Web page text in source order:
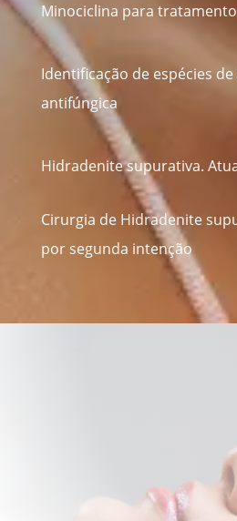
Minociclina para
Identificação de espécies
antifúngica
Hidradenite supurativa.
Cirurgia de Hidradenite
por segunda intenção